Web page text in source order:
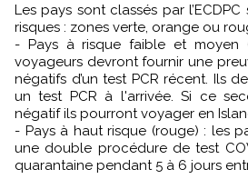
Les pays sont classés par
risques : zones verte, orange ou
- Pays à risque faible et moyen
voyageurs devront fournir une
négatifs d’un test PCR récent. Ils
un test PCR à l'arrivée. Si ce
négatif ils pourront voyager en
- Pays à haut risque (rouge) : les
une double procédure de test
quarantaine pendant 5 à 6 jours